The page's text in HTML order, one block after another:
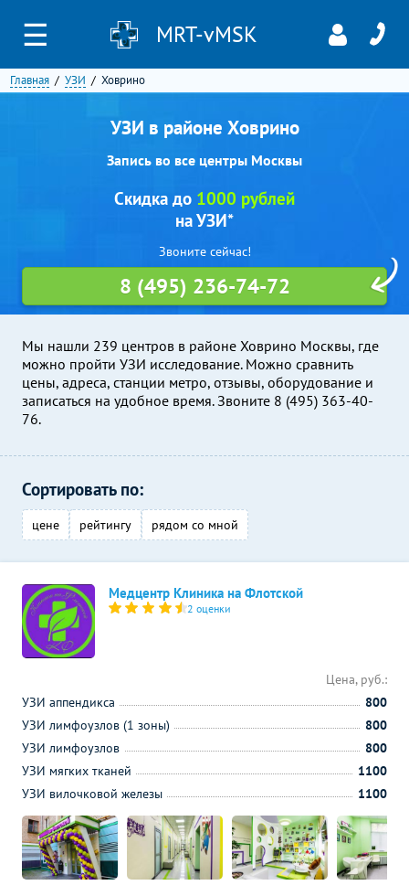
☰ MRT-vMSK
Главная УЗИ Ховрино
УЗИ в районе Ховрино
Запись во все центры Москвы
Мы нашли 239 центров в районе Ховрино Москвы, где
можно пройти УЗИ исследование. Можно сравнить
цены, адреса, станции метро, отзывы, оборудование и
записаться на удобное время. Звоните 8 (495) 363-40-
76.
Скидка до 1000 рублей
на УЗИ*
Звоните сейчас!
8 (495) 236-74-72
Сортировать по:
цене рейтингу рядом со мной
Медцентр Клиника на Флотской
2 оценки
Цена, руб.:
УЗИ аппендикса
800
УЗИ лимфоузлов (1 зоны)
800
УЗИ лимфоузлов
800
УЗИ мягких тканей
1100
УЗИ вилочковой железы
1100